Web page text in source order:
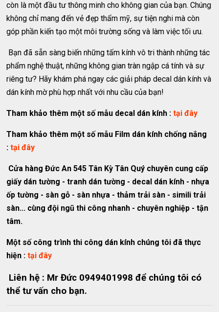
còn là một đầu tư thông minh cho không gian của bạn. Chúng
không chỉ mang đến vẻ đẹp thẩm mỹ, sự tiện nghi mà còn
góp phần kiến tạo một môi trường sống và làm việc tối ưu.
Bạn đã sẵn sàng biến những tấm kính vô tri thành những tác
phẩm nghệ thuật, những không gian tràn ngập cá tính và sự
riêng tư? Hãy khám phá ngay các giải pháp decal dán kính và
dán kính mờ phù hợp nhất với nhu cầu của bạn!
Tham khảo thêm một số mẫu decal dán kính :tại đây
Tham khảo thêm một số mẫu Film dán kính chống nắng
:tại đây
Cửa hàng Đức An 545 Tân Kỳ Tân Quý chuyên cung cấp
giấy dán tường - tranh dán tường - decal dán kính - nhựa
ốp tường - sàn gỗ - sàn nhựa - thảm trải sàn - simili trải
sàn... cùng đội ngũ thi công nhanh - chuyên nghiệp - tận
tâm.
Một số công trình thi công dán kính chúng tôi đã thực
hiện :tại đây
Liên hệ : Mr Đức 0949401998 để chúng tôi có
thể tư vấn cho bạn.